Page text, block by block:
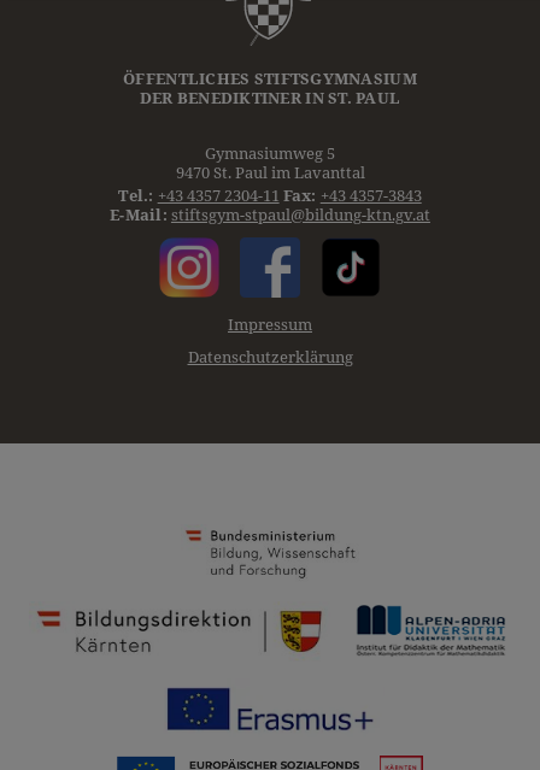
ÖFFENTLICHES STIFTSGYMNASIUM
DER BENEDIKTINERIN ST. PAUL
Gymnasiumweg 5
9470 St. Paul im Lavanttal
Tel.: +43 4357 2304-11 Fax: +43 4357-3843
E-Mail: stiftsgym-stpaul@bildung-ktn.gv.at
Impressum
Datenschutzerklärung